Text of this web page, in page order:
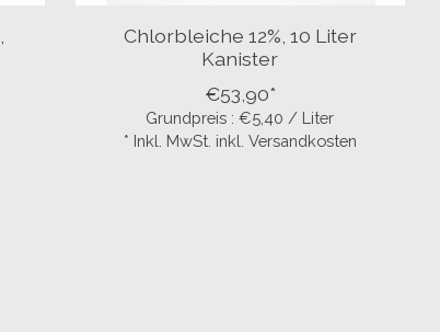
Chlorbleiche 12%, 10 Liter
Kanister
€53,90*
Grundpreis : €5,40 / Liter
* Inkl. MwSt. inkl. Versandkosten